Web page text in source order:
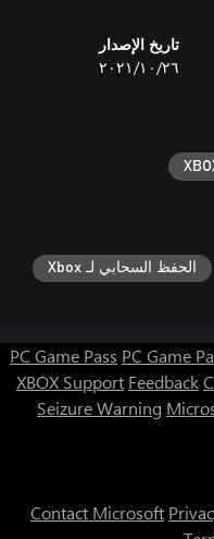
تاريخ الإصدار
٢٦‏/١٠‏/٢٠٢١
الحفظ السحابي لـ Xbox
PC Game Pass PC Game
XBOX Support Feedback
Seizure Warning
Contact Microsoft